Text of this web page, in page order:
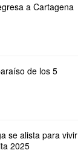
a Cartagena
de los 5
se alista para vivir
2025